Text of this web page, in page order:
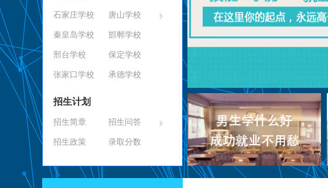
石家庄学校 唐山学校
秦皇岛学校 邯郸学校
邢台学校 保定学校
张家口学校 承德学校
招生计划
招生简章 招生问答
招生政策 录取分数